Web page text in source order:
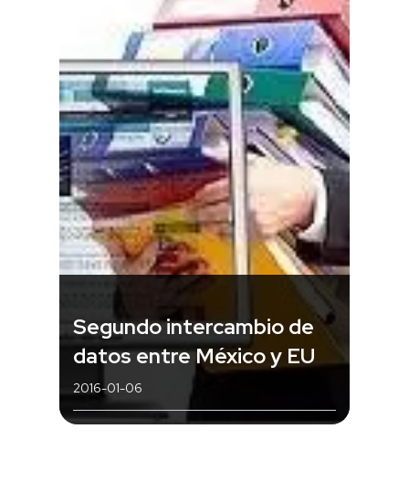
Segundo intercambio de
datos entre México y EU
2016-01-06